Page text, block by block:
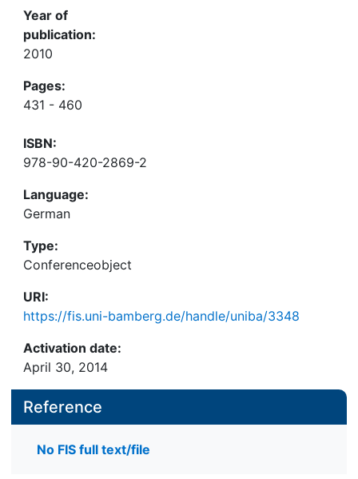
Year of
publication:
2010
Pages:
431 - 460
ISBN:
978-90-420-2869-2
Language:
German
Type:
Conferenceobject
URI:
https://fis.uni-bamberg.de/handle/uniba/3348
Activation date:
April 30, 2014
Reference
No FIS full text/file